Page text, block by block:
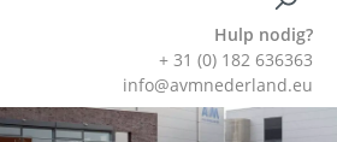
Hulp nodig?
+ 31 (0) 182 636363
info@avmnederland.eu